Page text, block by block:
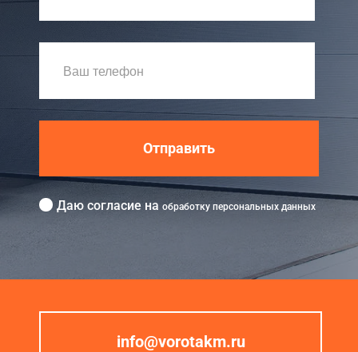
Отправить
Даю согласие на обработку персональных данных
info@vorotakm.ru